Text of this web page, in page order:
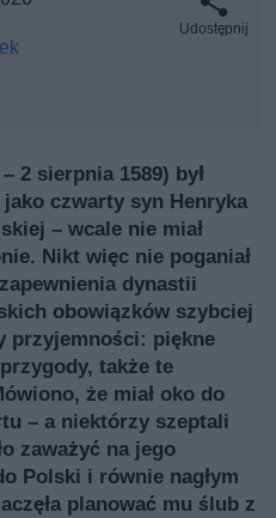
Udostępnij
2 sierpnia 1589) był
czwarty syn Henryka
– wcale nie miał
Nikt więc nie poganiał
dynastii
obowiązków szybciej
przyjemności: piękne
także te
że miał oko do
– a niektórzy szeptali
zaważyć na jego
Polski i równie nagłym
planować mu ślub z